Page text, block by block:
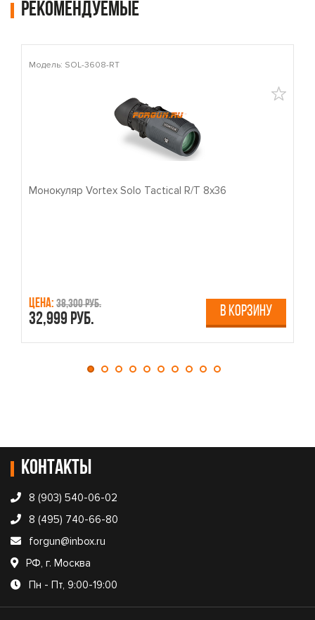
Рекомендуемые
Модель: SOL-3608-RT
Монокуляр Vortex Solo Tactical R/T 8x36
Цена: 38,300 руб.
32,999 руб. В КОРЗИНУ
Контакты
8 (903) 540-06-02
8 (495) 740-66-80
forgun@inbox.ru
РФ, г. Москва
Пн - Пт, 9:00-19:00